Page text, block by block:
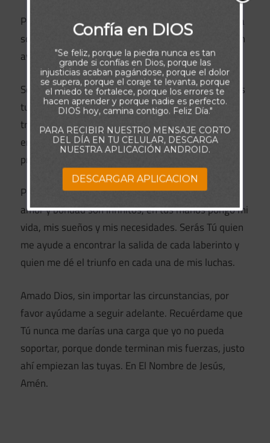
Por favor, ayúdame a desprenderme del ego y de la
soberbia, pues son pesadas cargas que me impiden
avanzar por el camino de tu amor.
Señor, yo confío en tu palabra y sé que Tú cumplirás
tu promesa en mi vida. Tú eres la verdadera
tranquilidad aun en medio de las tribulaciones y Tú
eres respuesta, incluso a la más difícil de las
preguntas.
Porque para Ti no existen imposibles y porque tu
amor y bondad son infinitos, en tus manos pongo mi
vida, mis sueños y mis necesidades. Serás Tú quien
me ayude a encontrar la salida de cada laberinto y
quien me dé el triunfo en cada una de mis luchas.
Amado Dios, sin importar las circunstancias, por
favor ayúdame a seguir adelante. Recuérdame que
Tú nunca me darías una carga que yo no pueda
soportar, porque donde terminan mis fuerzas, justo
ahí empiezan las tuyas. En El Nombre de Jesús,
Amén.
Confía en DIOS
"Se feliz, porque la piedra nunca es tan
grande si confías en Dios, porque las
injusticias acaban pagándose, porque el dolor
se supera, porque el coraje te levanta, porque
el miedo te fortalece, porque los errores te
hacen aprender y porque nadie es perfecto.
DIOS hoy, camina contigo. Feliz Día."
PARA RECIBIR NUESTRO MENSAJE CORTO
DEL DÍA EN TU CELULAR, DESCARGA
NUESTRA APLICACIÓN ANDROID.
DESCARGAR APLICACION